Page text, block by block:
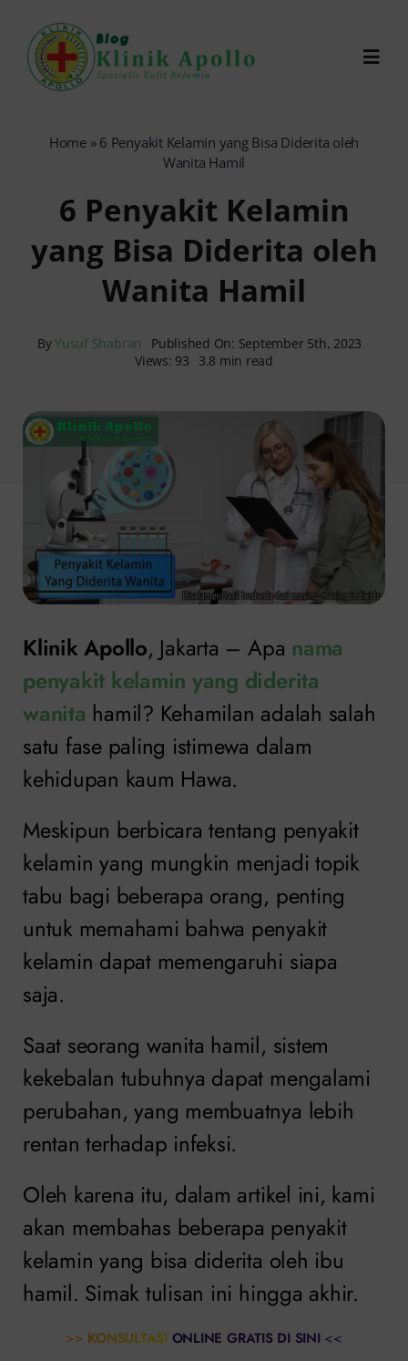
content
Reservasi Online
Home» 6 Penyakit Kelamin yang Bisa Diderita oleh
Wanita Hamil
6 Penyakit Kelamin
yang Bisa Diderita oleh
Wanita Hamil
ByYusuf Shabran
Published On: September 5th, 2023
Views: 93
3.8 min read
Klinik Apollo, Jakarta – Apa nama
penyakit kelamin yang diderita
wanita hamil? Kehamilan adalah salah
satu fase paling istimewa dalam
kehidupan kaum Hawa.
Meskipun berbicara tentang penyakit
kelamin yang mungkin menjadi topik
tabu bagi beberapa orang, penting
untuk memahami bahwa penyakit
kelamin dapat memengaruhi siapa
saja.
Saat seorang wanita hamil, sistem
kekebalan tubuhnya dapat mengalami
perubahan, yang membuatnya lebih
rentan terhadap infeksi.
Oleh karena itu, dalam artikel ini, kami
akan membahas beberapa penyakit
kelamin yang bisa diderita oleh ibu
hamil. Simak tulisan ini hingga akhir.
>> KONSULTASI ONLINE GRATIS DI SINI <<